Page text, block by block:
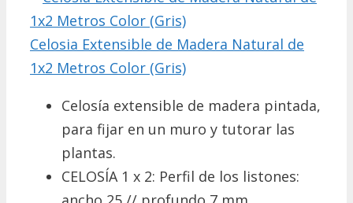
Celosia Extensible de Madera Natural de
1x2 Metros Color (Gris)
Celosía extensible de madera pintada,
para fijar en un muro y tutorar las
plantas.
CELOSÍA 1 x 2: Perfil de los listones: